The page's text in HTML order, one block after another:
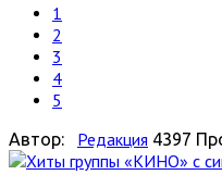
1
2
3
4
5
Автор: Редакция 4397